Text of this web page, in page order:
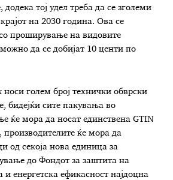
тој удел треба да се зголеми
на 2030 година. Ова се
проширување на видовите
да се добијат 10 центи по
голем број технички обврски
бидејќи сите пакувања во
ќе мора да носат единствена GTIN
производителите ќе мора да
од секоја нова единица за
до Фондот за заштита на
енергетска ефикасност најдоцна